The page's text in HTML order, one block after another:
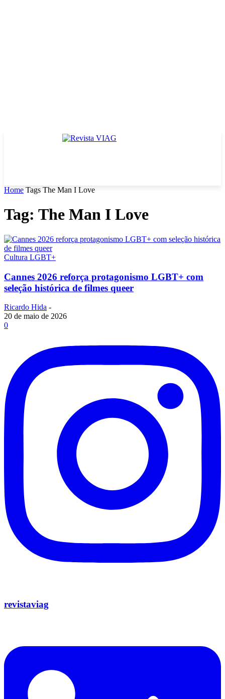
Home Tags The Man I Love
Tag: The Man I Love
Cultura LGBT+
Cannes 2026 reforça protagonismo LGBT+ com
seleção histórica de filmes queer
Ricardo Hida -
20 de maio de 2026
0
revistaviag